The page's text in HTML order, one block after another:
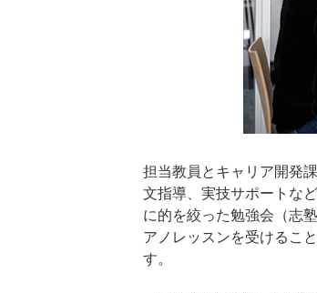
担当教員とキャリア開発
文指導、実技サポートな
に的を絞った勉強会（志
アノレッスンを受けるこ
す。